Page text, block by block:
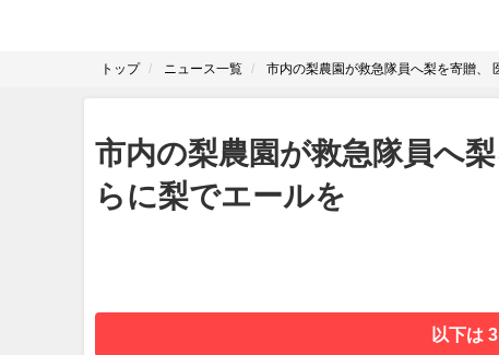
トップ ニュース一覧 市内の梨農園が救急隊員へ梨を寄贈、
市内の梨農園が救急隊員へ
らに梨でエールを
以下は